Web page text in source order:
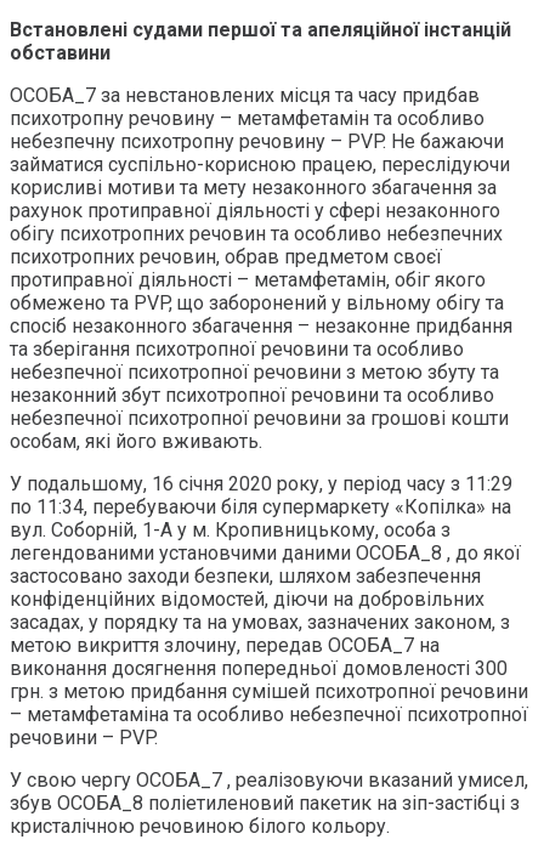
Встановлені судами першої та апеляційної інстанцій
обставини
ОСОБА_7 за невстановлених місця та часу придбав
психотропну речовину – метамфетамін та особливо
небезпечну психотропну речовину – PVP. Не бажаючи
займатися суспільно-корисною працею, переслідуючи
корисливі мотиви та мету незаконного збагачення за
рахунок протиправної діяльності у сфері незаконного
обігу психотропних речовин та особливо небезпечних
психотропних речовин, обрав предметом своєї
протиправної діяльності – метамфетамін, обіг якого
обмежено та PVP, що заборонений у вільному обігу та
спосіб незаконного збагачення – незаконне придбання
та зберігання психотропної речовини та особливо
небезпечної психотропної речовини з метою збуту та
незаконний збут психотропної речовини та особливо
небезпечної психотропної речовини за грошові кошти
особам, які його вживають.
У подальшому, 16 січня 2020 року, у період часу з 11:29
по 11:34, перебуваючи біля супермаркету «Копілка» на
вул. Соборній, 1-А у м. Кропивницькому, особа з
легендованими установчими даними ОСОБА_8 , до якої
застосовано заходи безпеки, шляхом забезпечення
конфіденційних відомостей, діючи на добровільних
засадах, у порядку та на умовах, зазначених законом, з
метою викриття злочину, передав ОСОБА_7 на
виконання досягнення попередньої домовленості 300
грн. з метою придбання сумішей психотропної речовини
– метамфетаміна та особливо небезпечної психотропної
речовини – PVP.
У свою чергу ОСОБА_7 , реалізовуючи вказаний умисел,
збув ОСОБА_8 поліетиленовий пакетик на зіп-застібці з
кристалічною речовиною білого кольору.